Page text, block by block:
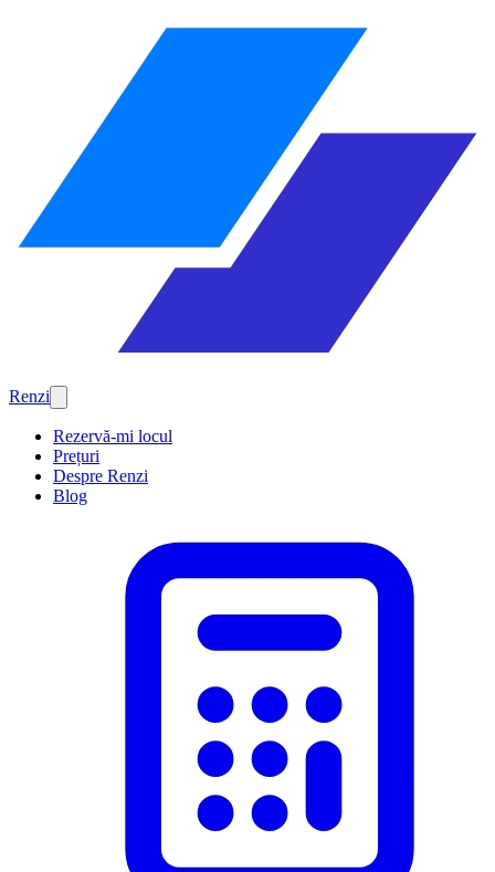
Renzi
Rezervă-mi locul
Prețuri
Despre Renzi
Blog